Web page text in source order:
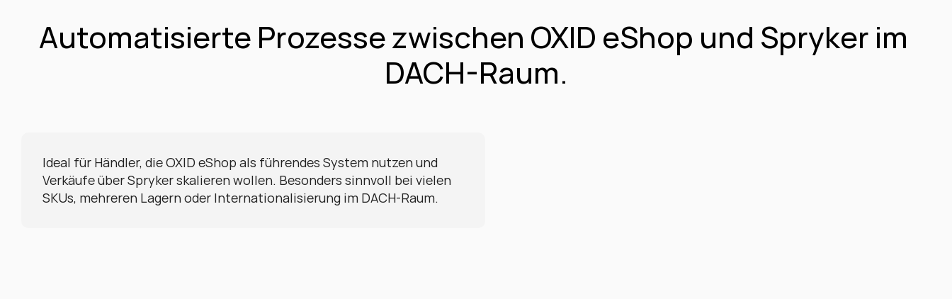
Automatisierte Prozesse zwischen OXID eShop und Spryker im
DACH-Raum.
Ideal für Händler, die OXID eShop als führendes System nutzen und
Verkäufe über Spryker skalieren wollen. Besonders sinnvoll bei vielen
SKUs, mehreren Lagern oder Internationalisierung im DACH-Raum.